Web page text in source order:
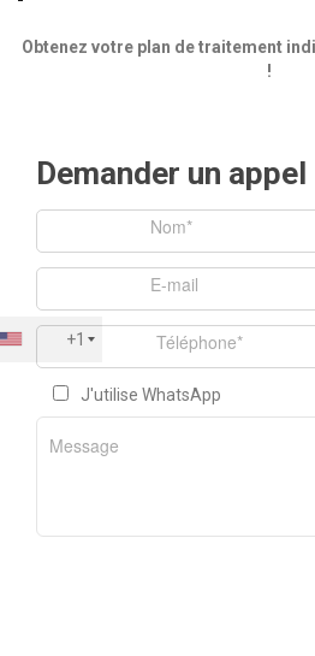
Obtenez votre plan de traitement
!
Demander un appel
+1
J'utilise WhatsApp